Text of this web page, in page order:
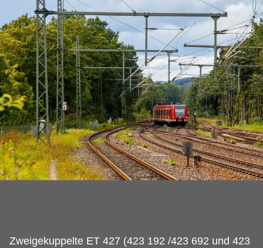
Zweigekuppelte ET 427 (423 192 /423 692 und 423